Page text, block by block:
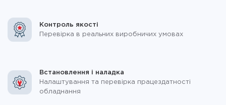
Контроль якості
Перевірка в реальних виробничих умовах
Встановлення і наладка
Налаштування та перевірка працездатності
обладнання